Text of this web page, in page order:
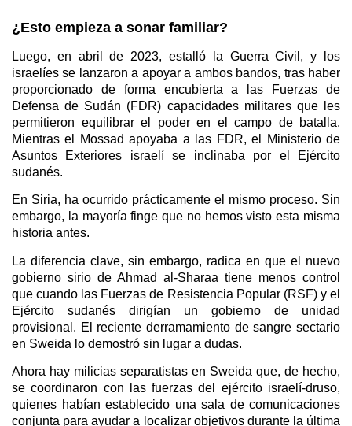
¿Esto empieza a sonar familiar?
Luego, en abril de 2023, estalló la Guerra Civil, y los
israelíes se lanzaron a apoyar a ambos bandos, tras haber
proporcionado de forma encubierta a las Fuerzas de
Defensa de Sudán (FDR) capacidades militares que les
permitieron equilibrar el poder en el campo de batalla.
Mientras el Mossad apoyaba a las FDR, el Ministerio de
Asuntos Exteriores israelí se inclinaba por el Ejército
sudanés.
En Siria, ha ocurrido prácticamente el mismo proceso. Sin
embargo, la mayoría finge que no hemos visto esta misma
historia antes.
La diferencia clave, sin embargo, radica en que el nuevo
gobierno sirio de Ahmad al-Sharaa tiene menos control
que cuando las Fuerzas de Resistencia Popular (RSF) y el
Ejército sudanés dirigían un gobierno de unidad
provisional. El reciente derramamiento de sangre sectario
en Sweida lo demostró sin lugar a dudas.
Ahora hay milicias separatistas en Sweida que, de hecho,
se coordinaron con las fuerzas del ejército israelí-druso,
quienes habían establecido una sala de comunicaciones
conjunta para ayudar a localizar objetivos durante la última